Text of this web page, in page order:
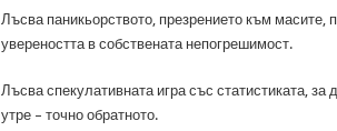
Лъсва паникьорството, презрението към масите,
увереността в собствената непогрешимост.
Лъсва спекулативната игра със статистиката,
утре – точно обратното.